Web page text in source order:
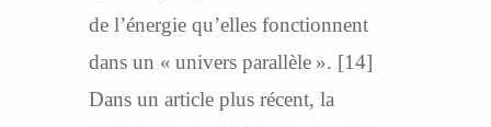
de l’énergie qu’elles fonctionnent
dans un « univers parallèle ». [14]
Dans un article plus récent, la